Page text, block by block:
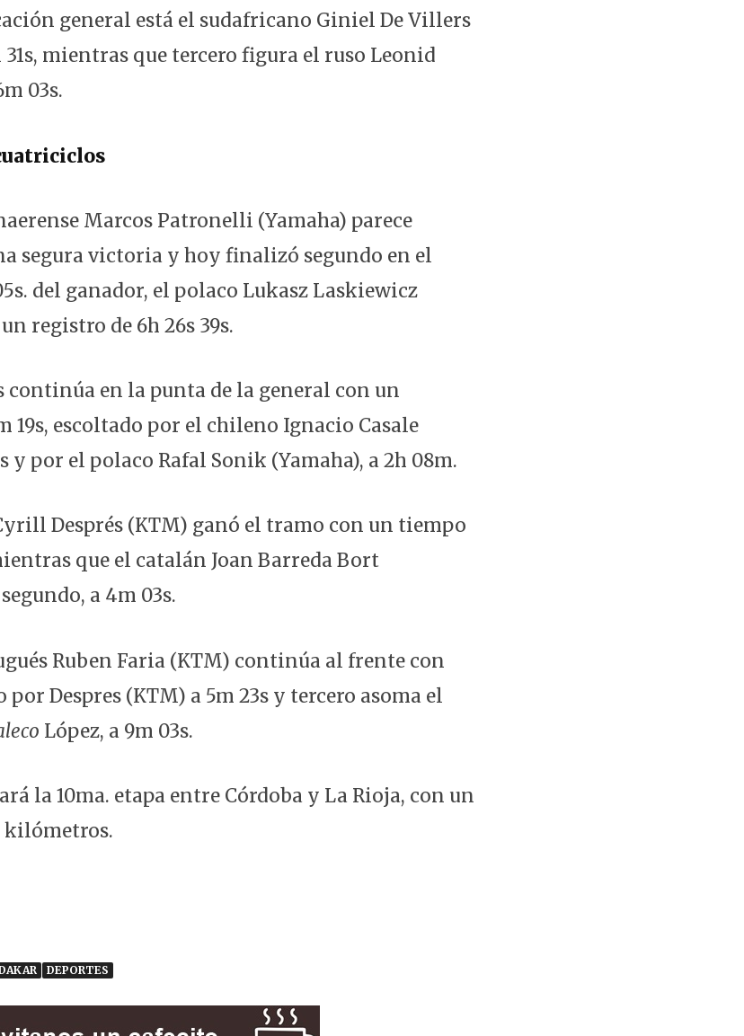
general está el sudafricano Giniel De Villers
mientras que tercero figura el ruso Leonid
03s.
Marcos Patronelli (Yamaha) parece
segura victoria y hoy finalizó segundo en el
del ganador, el polaco Lukasz Laskiewicz
registro de 6h 26s 39s.
continúa en la punta de la general con un
19s, escoltado por el chileno Ignacio Casale
y por el polaco Rafal Sonik (Yamaha), a 2h 08m.
Després (KTM) ganó el tramo con un tiempo
que el catalán Joan Barreda Bort
a 4m 03s.
Ruben Faria (KTM) continúa al frente con
por Despres (KTM) a 5m 23s y tercero asoma el
López, a 9m 03s.
la 10ma. etapa entre Córdoba y La Rioja, con un
kilómetros.
DEPORTES